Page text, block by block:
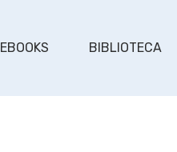
EBOOKS BIBLIOTECA